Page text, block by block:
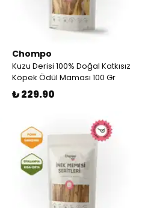
Chompo
Kuzu Derisi 100% Doğal Katkısız
Köpek Ödül Maması 100 Gr
₺ 229.90